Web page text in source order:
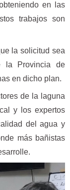
en las
trabajos son
la solicitud sea
la Provincia de
en dicho plan.
de la laguna
y los expertos
del agua y
más bañistas